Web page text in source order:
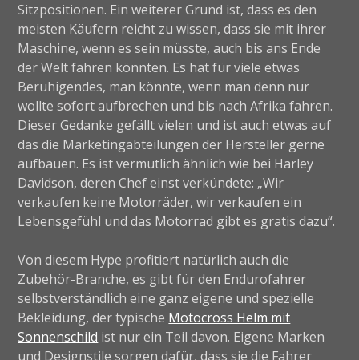
Sitzpositionen. Ein weiterer Grund ist, dass es den
meisten Käufern reicht zu wissen, dass sie mit ihrer
Maschine, wenn es sein müsste, auch bis ans Ende
der Welt fahren könnten. Es hat für viele etwas
Beruhigendes, man könnte, wenn man denn nur
wollte sofort aufbrechen und bis nach Afrika fahren.
Dieser Gedanke gefällt vielen und ist auch etwas auf
das die Marketingabteilungen der Hersteller gerne
aufbauen. Es ist vermutlich ähnlich wie bei Harley
Davidson, deren Chef einst verkündete: „Wir
verkaufen keine Motorräder, wir verkaufen ein
Lebensgefühl und das Motorrad gibt es gratis dazu“.
Von diesem Hype profitiert natürlich auch die
Zubehör-Branche, es gibt für den Endurofahrer
selbstverständlich eine ganz eigene und spezielle
Bekleidung, der typische Motocross Helm mit
Sonnenschild ist nur ein Teil davon. Eigene Marken
und Designstile sorgen dafür, dass sie die Fahrer